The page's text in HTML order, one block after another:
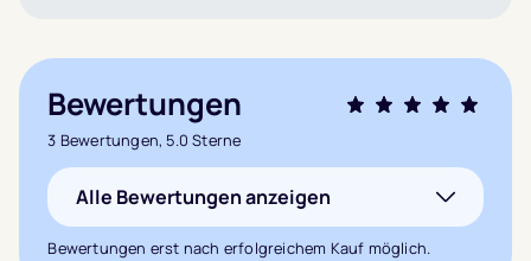
Bewertungen
5.0von 5,
basierend auf
Kundenbewertungen
3 Bewertungen, 5.0 Sterne
Alle Bewertungen anzeigen
Bewertungen erst nach erfolgreichem Kauf möglich.